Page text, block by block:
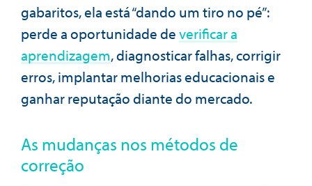
gabaritos, ela está “dando um tiro no pé”:
perde a oportunidade deverificar a
aprendizagem, diagnosticar falhas, corrigir
erros, implantar melhorias educacionais e
ganhar reputação diante do mercado.
As mudanças nos métodos de
correção